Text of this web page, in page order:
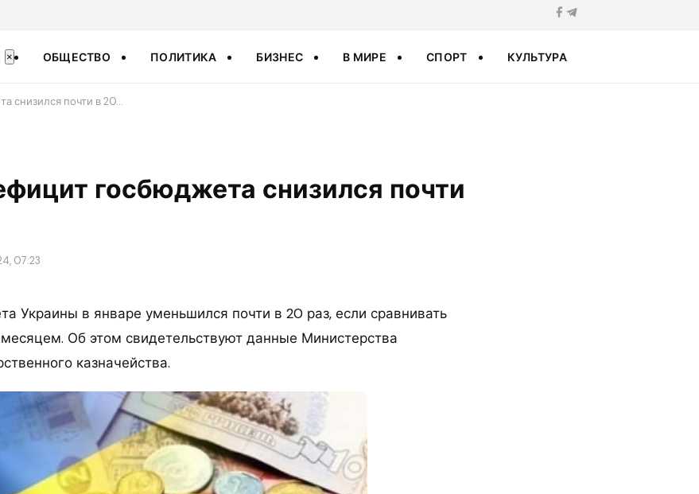
× ОБЩЕСТВО ПОЛИТИКА БИЗНЕС В МИРЕ СПОРТ КУЛЬТУРА
снизился почти в 20…
госбюджета снизился почти
07:23
Украины в январе уменьшился почти в 20 раз, если сравнивать
Об этом свидетельствуют данные Министерства
казначейства.